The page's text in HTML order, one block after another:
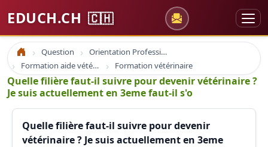
EDUCH.CH 🇨🇭
Accueil Question
Orientation Professionnelle
Formation aide vétérinaire
Formation vétérinaire
Quelle filière faut-il suivre pour devenir vétérinaire ?
Je suis actuellement en 3eme faut-il s'o
Quelle filière faut-il suivre pour devenir
vétérinaire ? Je suis actuellement en 3eme